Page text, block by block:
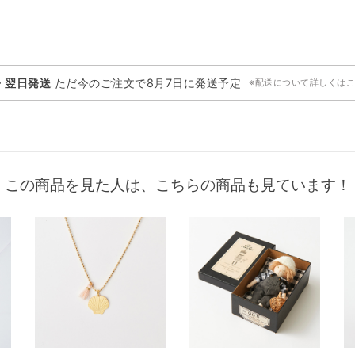
翌日発送 ただ今のご注文で8月7日 に発送予定 ※配送について詳しくは
この商品を見た人は、こちらの商品も見ています！